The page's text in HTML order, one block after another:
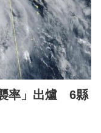
率」出爐 6縣